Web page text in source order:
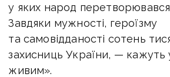
у яких народ
Завдяки мужності, героїзму
та самовідданості сотень
захисниць України, —
живим».